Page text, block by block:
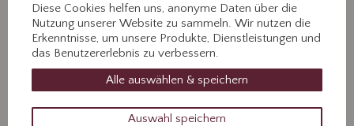
Rudolf Egner
Diese Cookies helfen uns, anonyme Daten über die
Nutzung unserer Website zu sammeln. Wir nutzen die
Erkenntnisse, um unsere Produkte, Dienstleistungen und
das Benutzererlebnis zu verbessern.
Alle auswählen & speichern
Auswahl speichern